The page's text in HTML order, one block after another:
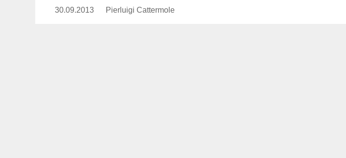
Publicado
30.09.2013
https://www.experimenta.es/author/pierluigi-
Pierluigi Cattermole